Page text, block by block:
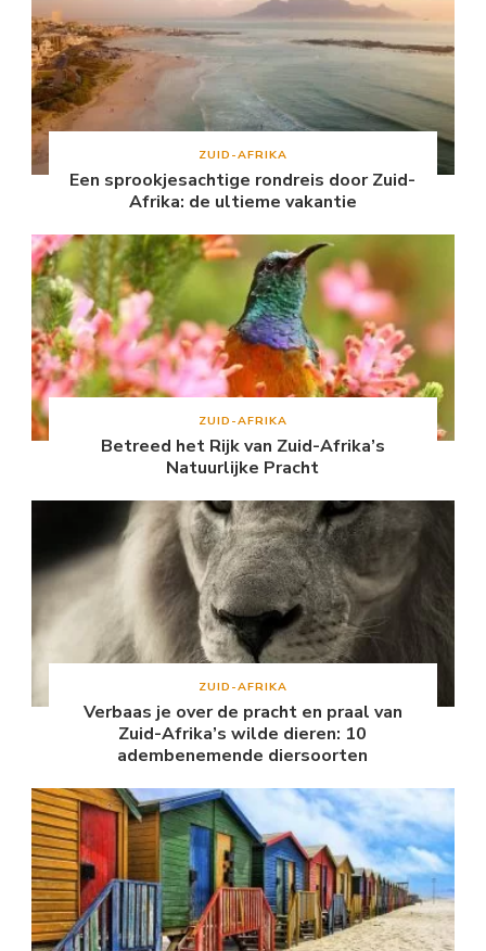
ZUID-AFRIKA
Een sprookjesachtige rondreis door Zuid-
Afrika: de ultieme vakantie
ZUID-AFRIKA
Betreed het Rijk van Zuid-Afrika’s
Natuurlijke Pracht
ZUID-AFRIKA
Verbaas je over de pracht en praal van
Zuid-Afrika’s wilde dieren: 10
adembenemende diersoorten